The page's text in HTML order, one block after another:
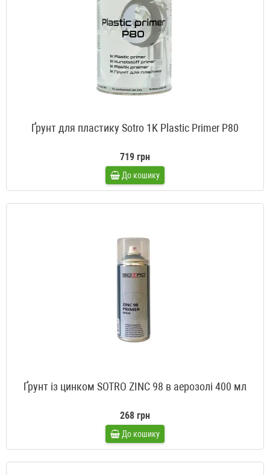
Ґрунт для пластику Sotro 1K Plastic Primer P80
719 грн
До кошику
Ґрунт із цинком SOTRO ZINC 98 в аерозолі 400 мл
268 грн
До кошику